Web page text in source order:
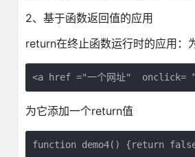
2、基于函数返回值的应用
return在终止函数运行时的应用：
<a href ="一个网址"  onclick=
为它添加一个return值
function demo4() {return